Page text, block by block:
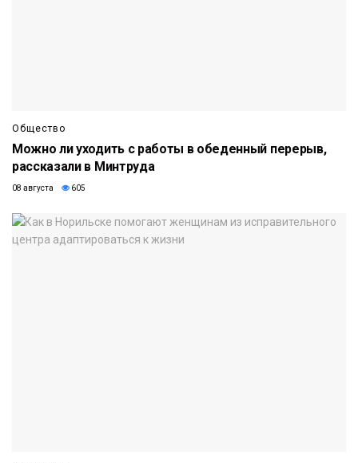
Общество
Можно ли уходить с работы в обеденный перерыв,
рассказали в Минтруда
08 августа 605